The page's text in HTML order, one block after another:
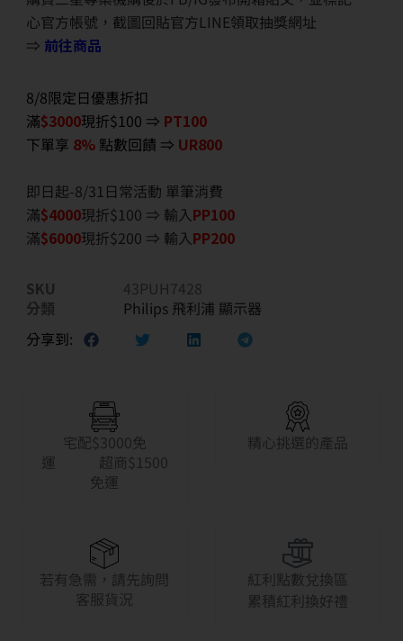
心官方帳號，截圖回貼官方LINE領取抽獎網址
⇒ 前往商品
8/8限定日優惠折扣
滿$3000現折$100 ⇒ PT100
下單享 8% 點數回饋 ⇒ UR800
即日起-8/31日常活動 單筆消費
滿$4000現折$100 ⇒ 輸入PP100
滿$6000現折$200 ⇒ 輸入PP200
SKU
43PUH7428
分類
Philips 飛利浦 顯示器
分享到:
宅配$3000免
運 超商$1500
免運
精心挑選的產品
若有急需，請先詢問
客服貨況
紅利點數兌換區
累積紅利換好禮